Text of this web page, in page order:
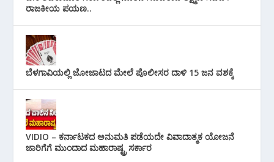
ರಾಜಕೀಯ ಪಯಣ..
ಬೆಳಗಾವಿಯಲ್ಲಿ ಜೋಜಾಟದ ಮೇಲೆ ಪೊಲೀಸರ ದಾಳಿ 15 ಜನ ವಶಕ್ಕೆ
VIDIO – ಕರ್ನಾಟಕದ ಅನುಮತಿ ಪಡೆಯದೇ ವಿವಾದಾತ್ಮಕ ಯೋಜನೆ
ಜಾರಿಗೆಗೆ ಮುಂದಾದ ಮಹಾರಾಷ್ಟ್ರ ಸರ್ಕಾರ